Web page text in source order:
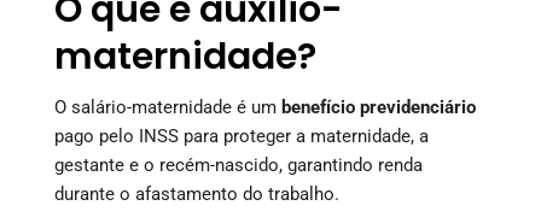
maternidade?
O salário-maternidade é um benefício previdenciário
pago pelo INSS para proteger a maternidade, a
gestante e o recém-nascido, garantindo renda
durante o afastamento do trabalho.